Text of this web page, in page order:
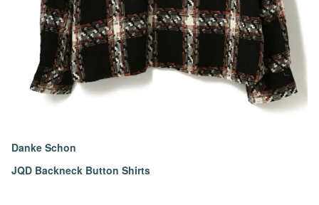
Danke Schon
JQD Backneck Button Shirts